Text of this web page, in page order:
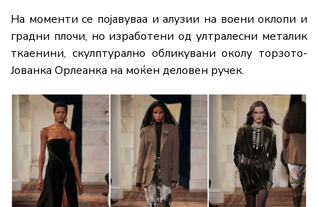
На моменти се појавуваа и алузии на воени оклопи и
градни плочи, но изработени од ултралесни металик
ткаенини, скулптурално обликувани околу торзото-
Јованка Орлеанка на моќен деловен ручек.